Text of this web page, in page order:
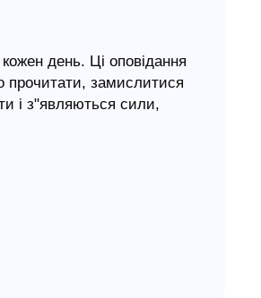
день. Ці оповідання
прочитати, замислитися
і з"являються сили,